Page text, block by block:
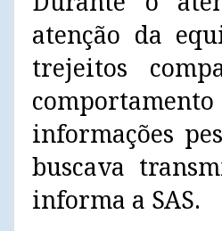
atenção da
trejeitos
informações
buscava
informa a SAS.